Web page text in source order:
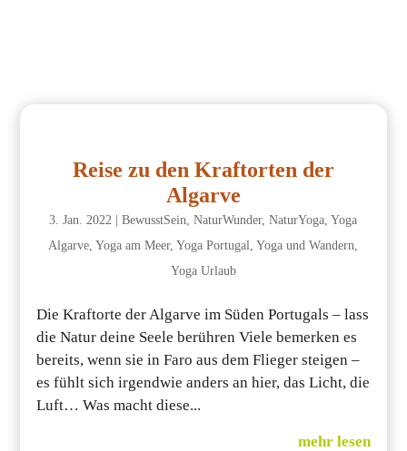
Reise zu den Kraftorten der
Algarve
3. Jan. 2022 |BewusstSein,NaturWunder,NaturYoga,Yoga
Algarve,Yoga am Meer,Yoga Portugal,Yoga und Wandern,
Yoga Urlaub
Die Kraftorte der Algarve im Süden Portugals – lass
die Natur deine Seele berühren Viele bemerken es
bereits, wenn sie in Faro aus dem Flieger steigen –
es fühlt sich irgendwie anders an hier, das Licht, die
Luft… Was macht diese...
mehr lesen